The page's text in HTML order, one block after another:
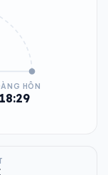
HÔN
18:29